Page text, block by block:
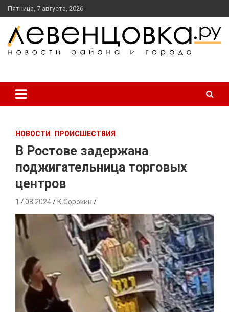
перейти
к
содержанию
Пятница, 7 августа, 2026
НОВОСТИ ПРОИСШЕСТВИЯ
В Ростове задержана
поджигательница торговых
центров
17.08.2024 К.Сорокин